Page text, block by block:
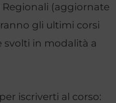
(aggiornate
gli ultimi corsi
svolti in modalità a
iscriverti al corso: